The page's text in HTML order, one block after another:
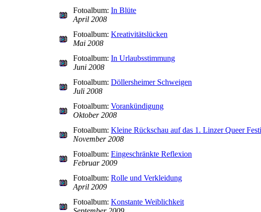
Fotoalbum: In Blüte
April 2008
Fotoalbum: Kreativitätslücken
Mai 2008
Fotoalbum: In Urlaubsstimmung
Juni 2008
Fotoalbum: Döllersheimer Schweigen
Juli 2008
Fotoalbum: Vorankündigung
Oktober 2008
Fotoalbum: Kleine Rückschau auf das 1. Linzer Queer
November 2008
Fotoalbum: Eingeschränkte Reflexion
Februar 2009
Fotoalbum: Rolle und Verkleidung
April 2009
Fotoalbum: Konstante Weiblichkeit